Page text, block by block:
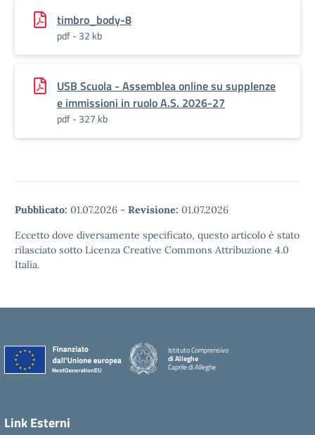
timbro_body-8
pdf - 32 kb
USB Scuola - Assemblea online su supplenze
e immissioni in ruolo A.S. 2026-27
pdf - 327 kb
Pubblicato: 01.07.2026 - Revisione: 01.07.2026
Eccetto dove diversamente specificato, questo articolo è stato
rilasciato sotto Licenza Creative Commons Attribuzione 4.0
Italia.
Istituto Comprensivo
di Alleghe
Caprile di Alleghe
Link Esterni